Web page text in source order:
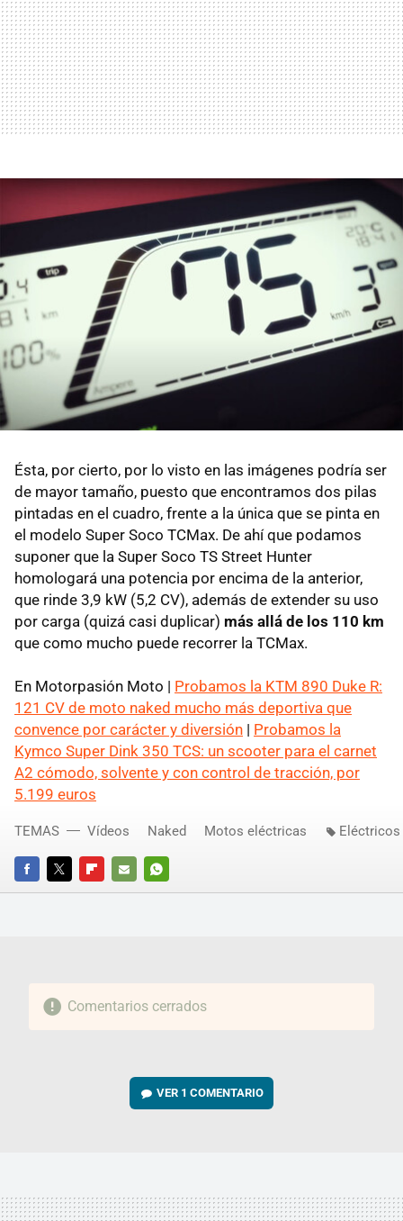
Ésta, por cierto, por lo visto en las imágenes podría ser
de mayor tamaño, puesto que encontramos dos pilas
pintadas en el cuadro, frente a la única que se pinta en
el modelo Super Soco TCMax. De ahí que podamos
suponer que la Super Soco TS Street Hunter
homologará una potencia por encima de la anterior,
que rinde 3,9 kW (5,2 CV), además de extender su uso
por carga (quizá casi duplicar) más allá de los 110 km
que como mucho puede recorrer la TCMax.
En Motorpasión Moto | Probamos la KTM 890 Duke R:
121 CV de moto naked mucho más deportiva que
convence por carácter y diversión | Probamos la
Kymco Super Dink 350 TCS: un scooter para el carnet
A2 cómodo, solvente y con control de tracción, por
5.199 euros
FACEBOOKTWITTERFLIPBOARD
E-
WHATSAPP
TEMAS Vídeos Naked Motos eléctricas Eléctricos
Comentarios cerrados
VER 1 COMENTARIO